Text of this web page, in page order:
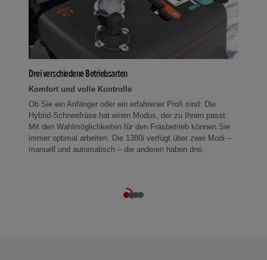
Drei verschiedene Betriebsarten
Komfort und volle Kontrolle
Ob Sie ein Anfänger oder ein erfahrener Profi sind: Die
Hybrid-Schneefräse hat einen Modus, der zu Ihnen passt.
Mit den Wahlmöglichkeiten für den Fräsbetrieb können Sie
immer optimal arbeiten. Die 1380i verfügt über zwei Modi –
manuell und automatisch – die anderen haben drei.